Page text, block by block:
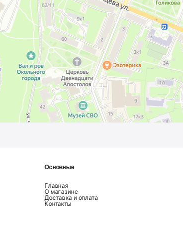
Основные
Главная
О магазине
Доставка и оплата
Контакты